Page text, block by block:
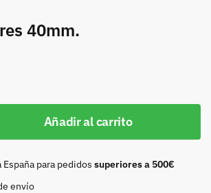
40mm.
Añadir al carrito
para pedidos superiores a 500€
envío